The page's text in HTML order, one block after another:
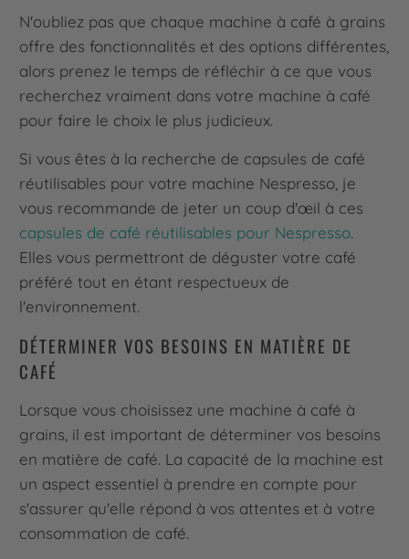
N'oubliez pas que chaque machine à café à grains
offre des fonctionnalités et des options différentes,
alors prenez le temps de réfléchir à ce que vous
recherchez vraiment dans votre machine à café
pour faire le choix le plus judicieux.
Si vous êtes à la recherche de capsules de café
réutilisables pour votre machine Nespresso, je
vous recommande de jeter un coup d'œil à ces
capsules de café réutilisables pour Nespresso.
Elles vous permettront de déguster votre café
préféré tout en étant respectueux de
l'environnement.
DÉTERMINER VOS BESOINS EN MATIÈRE DE
CAFÉ
Lorsque vous choisissez une machine à café à
grains, il est important de déterminer vos besoins
en matière de café. La capacité de la machine est
un aspect essentiel à prendre en compte pour
s'assurer qu'elle répond à vos attentes et à votre
consommation de café.